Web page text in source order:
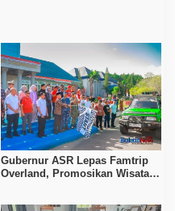
Gubernur ASR Lepas Famtrip
Overland, Promosikan Wisata